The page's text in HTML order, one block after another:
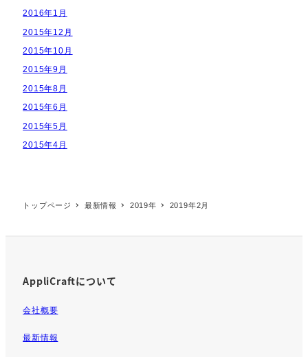
2016年1月
2015年12月
2015年10月
2015年9月
2015年8月
2015年6月
2015年5月
2015年4月
トップページ 最新情報 2019年 2019年2月
AppliCraftについて
会社概要
最新情報